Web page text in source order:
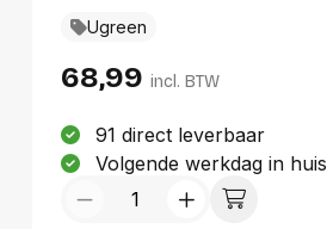
het product: Grijs
Ugreen
68,99 incl. BTW
91 direct leverbaar
Volgende werkdag in huis